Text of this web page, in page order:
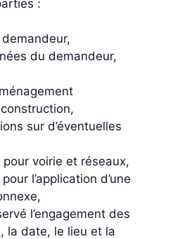
:
demandeur,
du demandeur,
sur d’éventuelles
voirie et réseaux,
l’application d’une
l’engagement des
la date, le lieu et la